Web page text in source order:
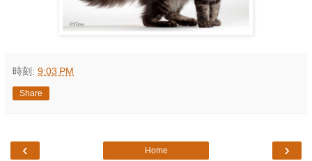
時刻: 9:03 PM
Share
‹ ›
Home